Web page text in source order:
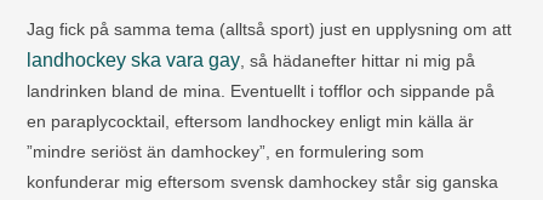
Jag fick på samma tema (alltså sport) just en upplysning om att
landhockey ska vara gay , så hädanefter hittar ni mig på
landrinken bland de mina. Eventuellt i tofflor och sippande på
en paraplycocktail, eftersom landhockey enligt min källa är
”mindre seriöst än damhockey”, en formulering som
konfunderar mig eftersom svensk damhockey står sig ganska